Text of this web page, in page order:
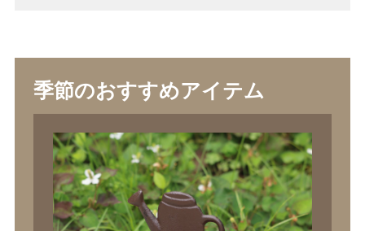
季節のおすすめアイテム